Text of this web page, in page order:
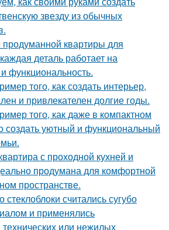
звезду из обычных
квартиры для
деталь работает на
функциональность.
того, как создать интерьер,
и привлекателен долгие годы.
того, как даже в компактном
создать уютный и функциональный
с проходной кухней и
продумана для комфортной
пространстве.
считались сугубо
и применялись
или нежилых